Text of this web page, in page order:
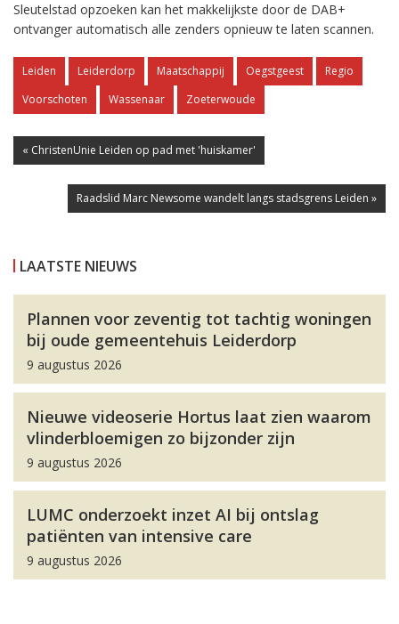
Sleutelstad opzoeken kan het makkelijkste door de DAB+
ontvanger automatisch alle zenders opnieuw te laten scannen.
Leiden Leiderdorp Maatschappij Oegstgeest
Regio
Voorschoten
Wassenaar Zoeterwoude
« ChristenUnie Leiden op pad met 'huiskamer'
Raadslid Marc Newsome wandelt langs stadsgrens Leiden »
LAATSTE NIEUWS
Plannen voor zeventig tot tachtig woningen
bij oude gemeentehuis Leiderdorp
9 augustus 2026
Nieuwe videoserie Hortus laat zien waarom
vlinderbloemigen zo bijzonder zijn
9 augustus 2026
LUMC onderzoekt inzet AI bij ontslag
patiënten van intensive care
9 augustus 2026